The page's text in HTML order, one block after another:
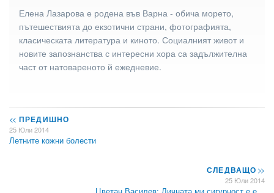
Елена Лазарова е родена във Варна - обича морето,
пътешествията до екзотични страни, фотографията,
класическата литература и киното. Социалният живот и
новите запознанства с интересни хора са задължителна
част от натовареното й ежедневие.
<< ПРЕДИШНО
25 Юли 2014
Летните кожни болести
СЛЕДВАЩО>>
25 Юли 2014